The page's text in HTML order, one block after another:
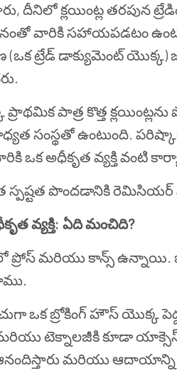
దీనిలో క్లయింట్ల తరపున
వారికి సహాయపడటం
(ఒక ట్రేడ్ డాక్యుమెంట్
పాత్ర కొత్త
సంస్థతో ఉంటుంది.
అధీకృత వ్యక్తి వంటి
పొందడానికి రెమిసియర్
వ్యక్తి: ఏది మంచిది?
ప్రోస్ మరియు కాన్స్
ఒక బ్రోకింగ్ హౌస్ యొక్క
టెక్నాలజీకి కూడా
మరియు ఆదాయాన్ని